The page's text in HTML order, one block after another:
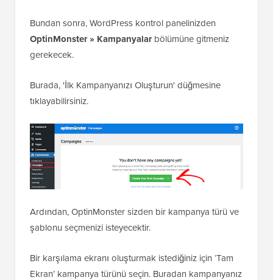
Bundan sonra, WordPress kontrol panelinizden
OptinMonster » Kampanyalarbölümüne gitmeniz
gerekecek.
Burada, 'İlk Kampanyanızı Oluşturun' düğmesine
tıklayabilirsiniz.
Ardından, OptinMonster sizden bir kampanya türü ve
şablonu seçmenizi isteyecektir.
Bir karşılama ekranı oluşturmak istediğiniz için ‘Tam
Ekran’ kampanya türünü seçin. Buradan kampanyanız